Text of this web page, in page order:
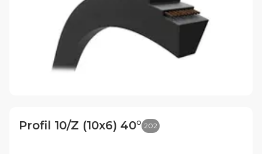
Profil 10/Z (10x6) 40° 202